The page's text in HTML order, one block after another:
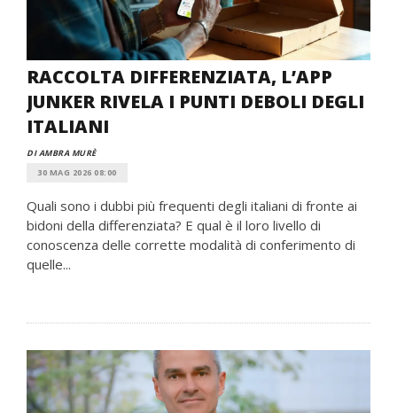
RACCOLTA DIFFERENZIATA, L’APP
JUNKER RIVELA I PUNTI DEBOLI DEGLI
ITALIANI
DI AMBRA MURÈ
30 MAG 2026 08:00
Quali sono i dubbi più frequenti degli italiani di fronte ai
bidoni della differenziata? E qual è il loro livello di
conoscenza delle corrette modalità di conferimento di
quelle...